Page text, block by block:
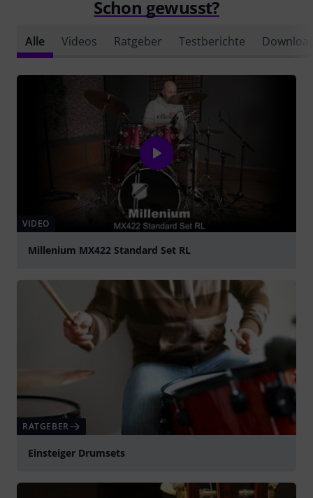
Schon gewusst?
Alle Videos Ratgeber Testberichte
VIDEO
Millenium MX422 Standard Set RL
RATGEBER
Einsteiger Drumsets